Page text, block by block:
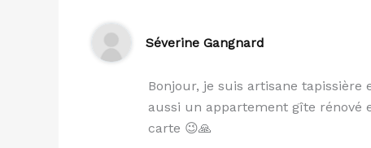
Séverine Gangnard
Bonjour, je suis artisane
aussi un appartement gîte
carte 😉🙏